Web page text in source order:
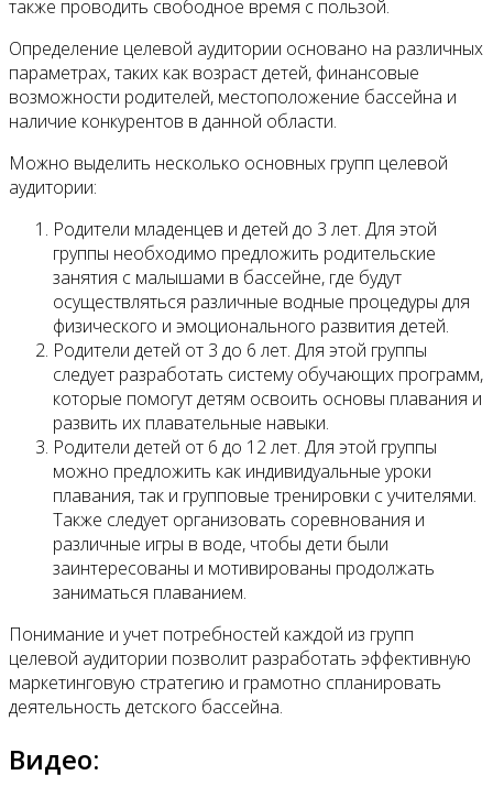
также проводить свободное время с пользой.
Определение целевой аудитории основано на различных
параметрах, таких как возраст детей, финансовые
возможности родителей, местоположение бассейна и
наличие конкурентов в данной области.
Можно выделить несколько основных групп целевой
аудитории:
Родители младенцев и детей до 3 лет. Для этой
группы необходимо предложить родительские
занятия с малышами в бассейне, где будут
осуществляться различные водные процедуры для
физического и эмоционального развития детей.
Родители детей от 3 до 6 лет. Для этой группы
следует разработать систему обучающих программ,
которые помогут детям освоить основы плавания и
развить их плавательные навыки.
Родители детей от 6 до 12 лет. Для этой группы
можно предложить как индивидуальные уроки
плавания, так и групповые тренировки с учителями.
Также следует организовать соревнования и
различные игры в воде, чтобы дети были
заинтересованы и мотивированы продолжать
заниматься плаванием.
Понимание и учет потребностей каждой из групп
целевой аудитории позволит разработать эффективную
маркетинговую стратегию и грамотно спланировать
деятельность детского бассейна.
Видео: